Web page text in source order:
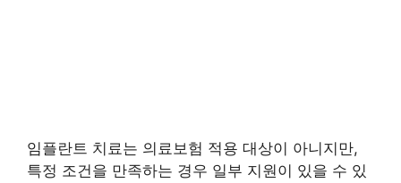
임플란트 치료는 의료보험 적용 대상이 아니지만,
특정 조건을 만족하는 경우 일부 지원이 있을 수 있